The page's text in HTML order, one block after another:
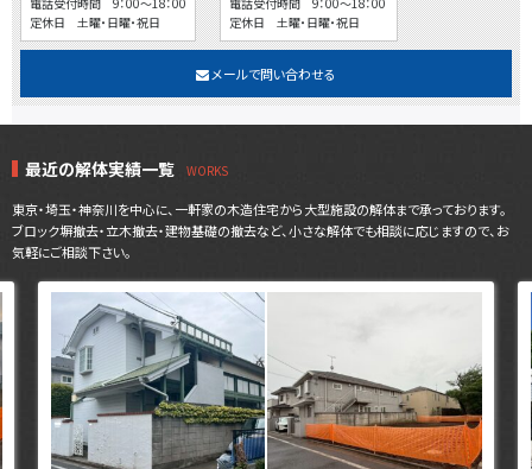
定休日 土曜・日曜・祝日
定休日 土曜・日曜・祝日
メールで問い合わせる
最近の解体実績一覧
東京・埼玉・神奈川を中心に、一軒家の木造住宅から大型施設の解体まで承っております。
ブロック塀撤去・立木撤去・建物基礎の撤去など、小さな解体でも相談に応じますので、お
気軽にご相談下さい。